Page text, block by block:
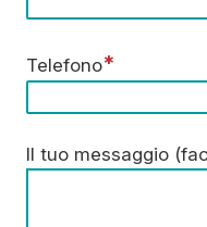
Telefono*
Il tuo messaggio